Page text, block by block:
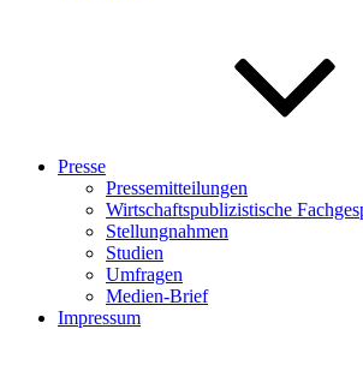
Presse
Pressemitteilungen
Wirtschaftspublizistische
Stellungnahmen
Studien
Umfragen
Medien-Brief
Impressum